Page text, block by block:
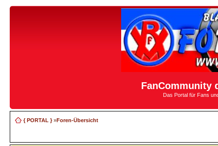
FanCommunity
Das Portal für Fans
{ PORTAL }»Foren-Übersicht